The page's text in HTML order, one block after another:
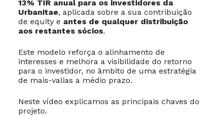
13% TIR anual para os investidores da
Urbanitae, aplicada sobre a sua contribuição
de equity e antes de qualquer distribuição
aos restantes sócios.
Este modelo reforça o alinhamento de
interesses e melhora a visibilidade do retorno
para o investidor, no âmbito de uma estratégia
de mais-valias a médio prazo.
Neste vídeo explicamos as principais chaves do
projeto.